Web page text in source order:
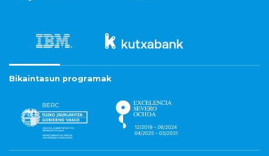
Bikaintasun programak